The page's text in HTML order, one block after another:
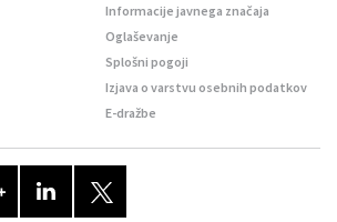
Informacije javnega značaja
Oglaševanje
Splošni pogoji
Izjava o varstvu osebnih podatkov
E-dražbe